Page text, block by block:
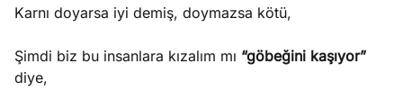
Karnı doyarsa iyi demiş, doymazsa kötü,
Şimdi biz bu insanlara kızalım mı “göbeğini kaşıyor”
diye,